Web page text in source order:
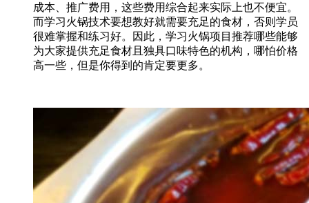
成本、推广费用，这些费用综合起来实际上也不便宜。
而学习火锅技术要想教好就需要充足的食材，否则学员
很难掌握和练习好。因此，学习火锅项目推荐哪些能够
为大家提供充足食材且独具口味特色的机构，哪怕价格
高一些，但是你得到的肯定要更多。